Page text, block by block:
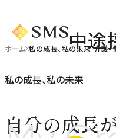
中途
ホーム 私の成長、私の未来 介護
私の成長、私の未来
自分の成長が